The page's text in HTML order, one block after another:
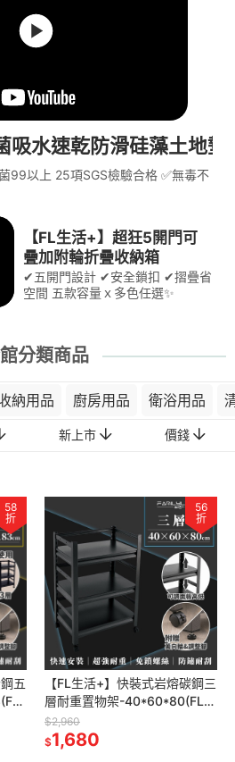
吸水速乾防滑硅藻土地墊
99以上 25項SGS檢驗合格 ✅無毒不
【FL生活+】超狂5開門可
疊加附輪折疊收納箱
✔五開門設計 ✔安全鎖扣 ✔摺疊省
空間 五款容量ｘ多色任選✨
分類商品
納用品 廚房用品 衛浴用品
新上市 價錢
58
折
五
56
折
【FL生活+】快裝式岩熔碳鋼三
層耐重置物架-40*60*80(FL-
260)免螺絲 角鋼架 展示架 層
架 廚房層架 書架
$2,960
$1,680